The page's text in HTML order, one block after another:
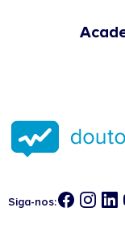
Siga-nos: